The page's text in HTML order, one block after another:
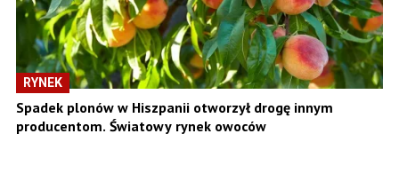
RYNEK
Spadek plonów w Hiszpanii otworzył drogę innym
producentom. Światowy rynek owoców